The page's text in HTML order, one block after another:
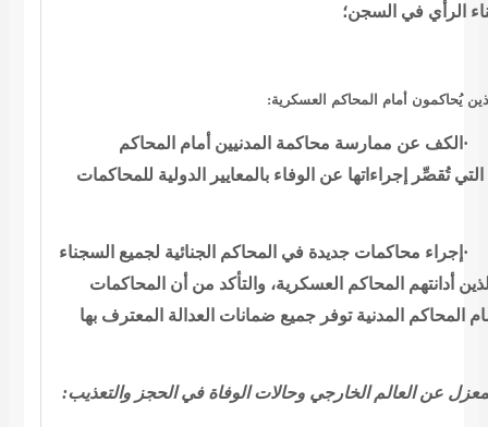
الرأي في السجن؛
يُحاكمون أمام المحاكم العسكرية:
الكف عن ممارسة محاكمة المدنيين أمام المحاكم
تُقصِّر إجراءاتها عن الوفاء بالمعايير
الدولية للمحاكمات
إجراء محاكمات جديدة في المحاكم الجنائية لجميع السجناء
أدانتهم المحاكم العسكرية، والتأكد من أن المحاكمات
المحاكم المدنية توفر جميع ضمانات العدالة المعترف بها
عن العالم الخارجي وحالات الوفاة في الحجز والتعذيب: